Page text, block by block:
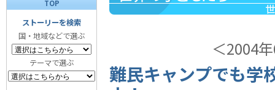
TOP
ストーリーを検索
国・地域などで選ぶ
テーマで選ぶ
＜2004
難民キャンプでも学